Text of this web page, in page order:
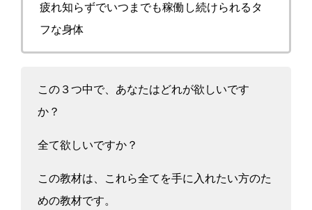
疲れ知らずでいつまでも稼働し続けられるタ
フな身体
この３つ中で、あなたはどれが欲しいです
か？
全て欲しいですか？
この教材は、これら全てを手に入れたい方のた
めの教材です。